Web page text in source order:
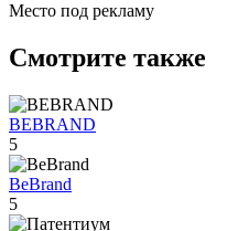
Место под рекламу
Смотрите также
BEBRAND
5
BeBrand
5